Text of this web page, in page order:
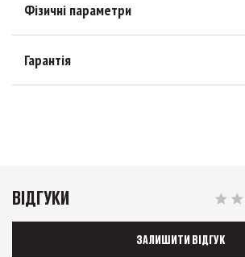
Фізичні параметри
Гарантія
ВІДГУКИ
ЗАЛИШИТИ ВІДГУК